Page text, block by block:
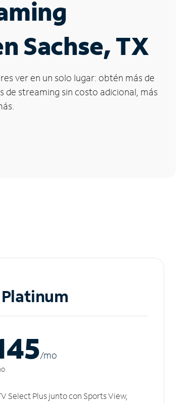
Sachse, TX
ver en un solo lugar: obtén más de
de streaming sin costo adicional, más
/mo
Select Plus junto con Sports View,